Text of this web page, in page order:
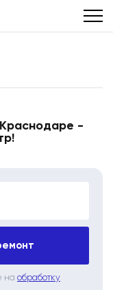
-
на обработку